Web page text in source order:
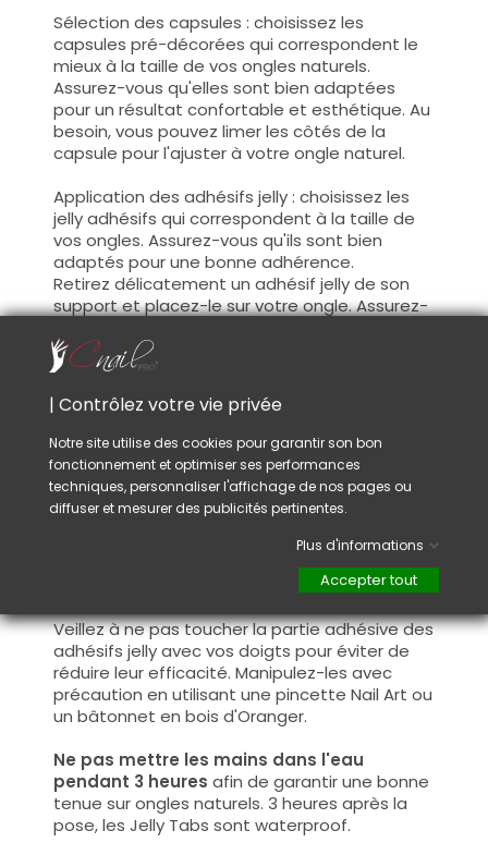
Sélection des capsules : choisissez les
capsules pré-décorées qui correspondent le
mieux à la taille de vos ongles naturels.
Assurez-vous qu'elles sont bien adaptées
pour un résultat confortable et esthétique. Au
besoin, vous pouvez limer les côtés de la
capsule pour l'ajuster à votre ongle naturel.
Application des adhésifs jelly: choisissez les
jelly adhésifs qui correspondent à la taille de
vos ongles. Assurez-vous qu'ils sont bien
adaptés pour une bonne adhérence.
Retirez délicatement un adhésif jelly de son
support et placez-le sur votre ongle. Assurez-
uniforme pour assurer une adhérence
optimale. Retirez la pellicule de protection une
fois collée sur votre ongle.
Positionnement des capsules : déposez avec
précaution la capsule pré-décorée sur votre
ongle naturel, en vous assurant de bien
l'aligner et de l'ajuster à la forme de votre
ongle. Appliquez ensuite une légère pression
pour fixer la
assurer une adhérence optimale.
Veillez à ne pas toucher la partie adhésive des
adhésifs jelly avec vos doigts pour éviter de
réduire leur efficacité. Manipulez-les avec
précaution en utilisant une pincette Nail Art ou
un bâtonnet en bois d'Oranger.
Ne pas mettre les mains dans l'eau
pendant 3 heures afin de garantir une bonne
tenue sur ongles naturels. 3 heures après la
pose, les Jelly Tabs sont waterproof.
| Contrôlez votre vie privée
Notre site utilise des cookies pour garantir son bon
fonctionnement et optimiser ses performances
techniques, personnaliser l'affichage de nos pages ou
diffuser et mesurer des publicités pertinentes.
Plus d'informations
Accepter tout